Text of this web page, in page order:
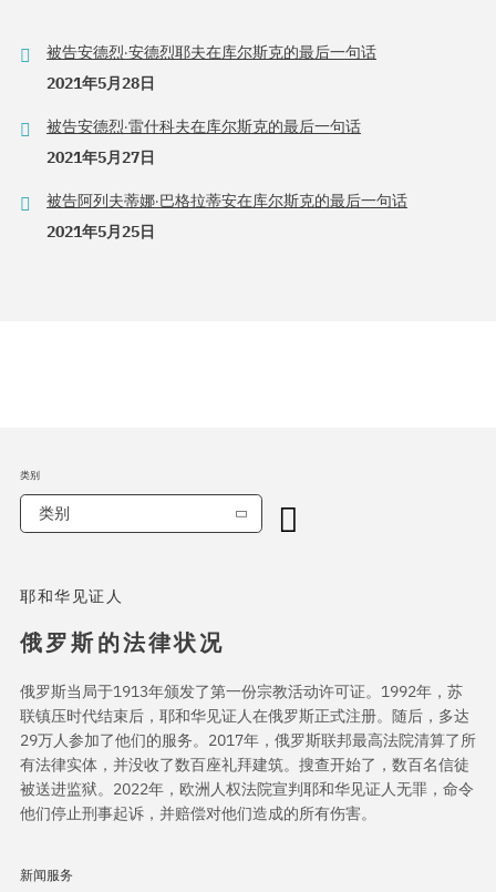
被告安德烈·安德烈耶夫在库尔斯克的最后一句话
2021年5月28日
被告安德烈·雷什科夫在库尔斯克的最后一句话
2021年5月27日
被告阿列夫蒂娜·巴格拉蒂安在库尔斯克的最后一句话
2021年5月25日
耶和华见证人
俄罗斯的法律状况
俄罗斯当局于1913年颁发了第一份宗教活动许可证。1992年，苏
联镇压时代结束后，耶和华见证人在俄罗斯正式注册。随后，多达
29万人参加了他们的服务。2017年，俄罗斯联邦最高法院清算了所
有法律实体，并没收了数百座礼拜建筑。搜查开始了，数百名信徒
被送进监狱。2022年，欧洲人权法院宣判耶和华见证人无罪，命令
他们停止刑事起诉，并赔偿对他们造成的所有伤害。
新闻服务
类别
类别